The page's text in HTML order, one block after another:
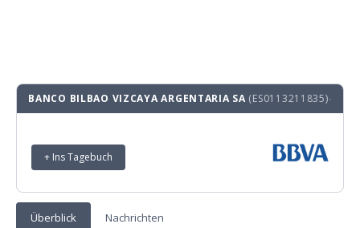
BANCO BILBAO VIZCAYA ARGENTARIA SA (ES0113211835)·
+ Ins Tagebuch
Überblick Nachrichten